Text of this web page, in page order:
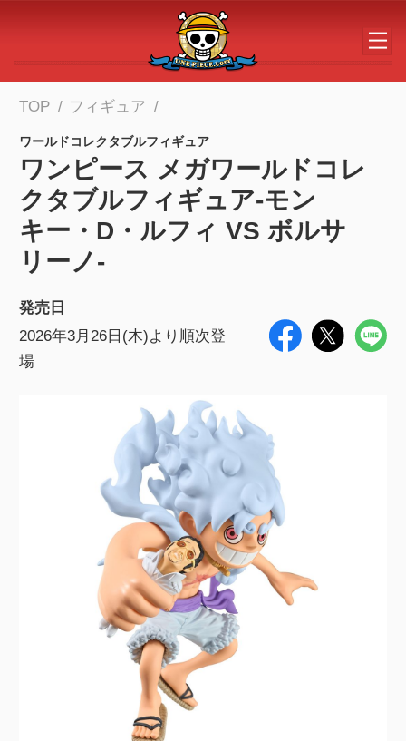
メインコンテンツへスキップする
TOP フィギュア
ワールドコレクタブルフィギュア
ワンピース メガワールドコレ
クタブルフィギュア-モン
キー・D・ルフィ VS ボルサ
リーノ-
発売日
2026年3月26日(木)より順次登
場